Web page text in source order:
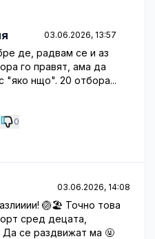
03.06.2026, 13:57
де, радвам се и аз
го правят, ама да
"яко нщо". 20 отбора...
0
03.06.2026, 14:08
🏐🏖️ Точно това
сред децата,
се раздвижат ма 🤬